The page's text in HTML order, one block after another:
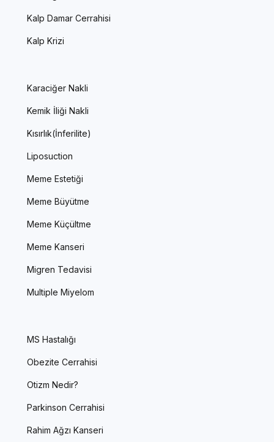
Kalp Damar Cerrahisi
Kalp Krizi
Karaciğer Nakli
Kemik İliği Nakli
Kısırlık(İnferilite)
Liposuction
Meme Estetiği
Meme Büyütme
Meme Küçültme
Meme Kanseri
Migren Tedavisi
Multiple Miyelom
MS Hastalığı
Obezite Cerrahisi
Otizm Nedir?
Parkinson Cerrahisi
Rahim Ağzı Kanseri